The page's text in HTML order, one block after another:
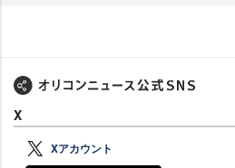
X
Xアカウント